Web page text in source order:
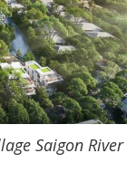
Saigon River